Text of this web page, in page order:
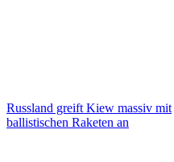
Russland greift Kiew massiv mit
ballistischen Raketen an